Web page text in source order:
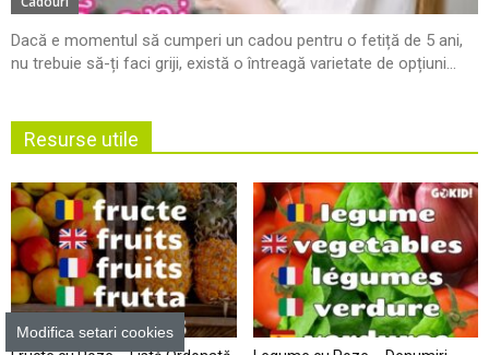
Dacă e momentul să cumperi un cadou pentru o fetiță de 5 ani,
nu trebuie să-ți faci griji, există o întreagă varietate de opțiuni...
Resurse utile
Modifica setari cookies